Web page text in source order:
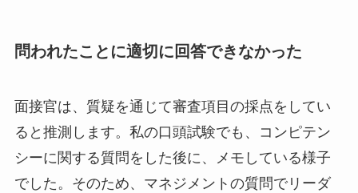
問われたことに適切に回答できなかった
面接官は、質疑を通じて審査項目の採点をしてい
ると推測します。私の口頭試験でも、コンピテン
シーに関する質問をした後に、メモしている様子
でした。そのため、マネジメントの質問でリーダ